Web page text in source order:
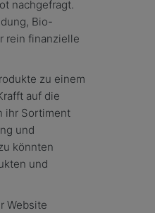
nachgefragt.
Bio-
rein finanzielle
zu einem
auf die
ihr Sortiment
und
könnten
und
Website